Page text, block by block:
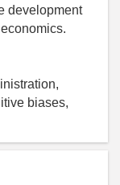
development
biases,